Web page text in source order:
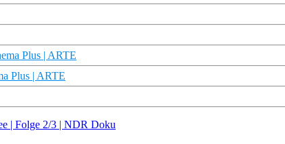
Plus | ARTE
Plus | ARTE
| Folge 2/3 | NDR Doku